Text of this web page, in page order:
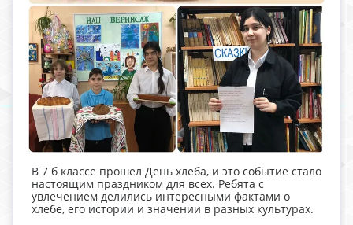
В 7 б классе прошел День хлеба, и это событие стало
настоящим праздником для всех. Ребята с
увлечением делились интересными фактами о
хлебе, его истории и значении в разных культурах.